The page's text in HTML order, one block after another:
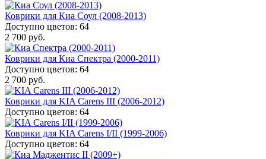
Коврики для Киа Соул (2008-2013)
Доступно цветов: 64
2 700 руб.
Коврики для Киа Спектра (2000-2011)
Доступно цветов: 64
2 700 руб.
Коврики для KIA Carens III (2006-2012)
Доступно цветов: 64
Коврики для KIA Carens I/II (1999-2006)
Доступно цветов: 64